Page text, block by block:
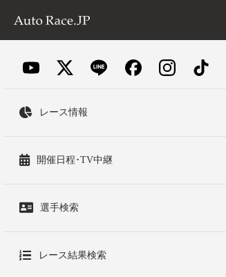
レース情報
開催日程･TV中継
選手検索
レース結果検索